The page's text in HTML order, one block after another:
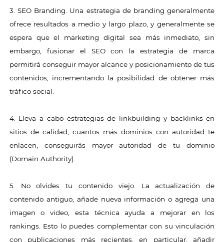
3. SEO Branding. Una estrategia de branding generalmente
ofrece resultados a medio y largo plazo, y generalmente se
espera que el marketing digital sea más inmediato, sin
embargo, fusionar el SEO con la estrategia de marca
permitirá conseguir mayor alcance y posicionamiento de tus
contenidos, incrementando la posibilidad de obtener más
tráfico social.
4. Lleva a cabo estrategias de linkbuilding y backlinks en
sitios de calidad, cuantos más dominios con autoridad te
enlacen, conseguirás mayor autoridad de tu dominio
(Domain Authority).
5. No olvides tu contenido viejo. La actualización de
contenido antiguo, añade nueva información o agrega una
imagen o video, esta técnica ayuda a mejorar en los
rankings. Esto lo puedes complementar con su vinculación
con publicaciones más recientes, en particular, añadir